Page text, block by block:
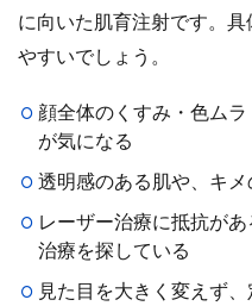
に向いた肌育注射です。
やすいでしょう。
顔全体のくすみ・色ム
が気になる
透明感のある肌や、キ
レーザー治療に抵抗が
治療を探している
見た目を大きく変えず